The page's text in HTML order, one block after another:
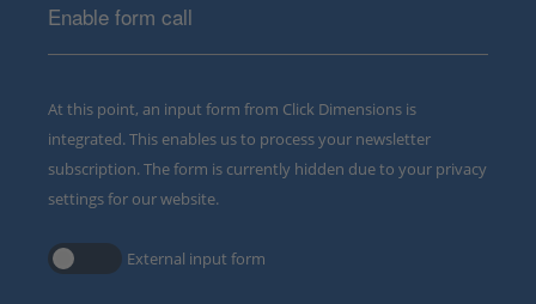
Enable form call
At this point, an input form from Click Dimensions is
integrated. This enables us to process your newsletter
subscription. The form is currently hidden due to your privacy
settings for our website.
External input form